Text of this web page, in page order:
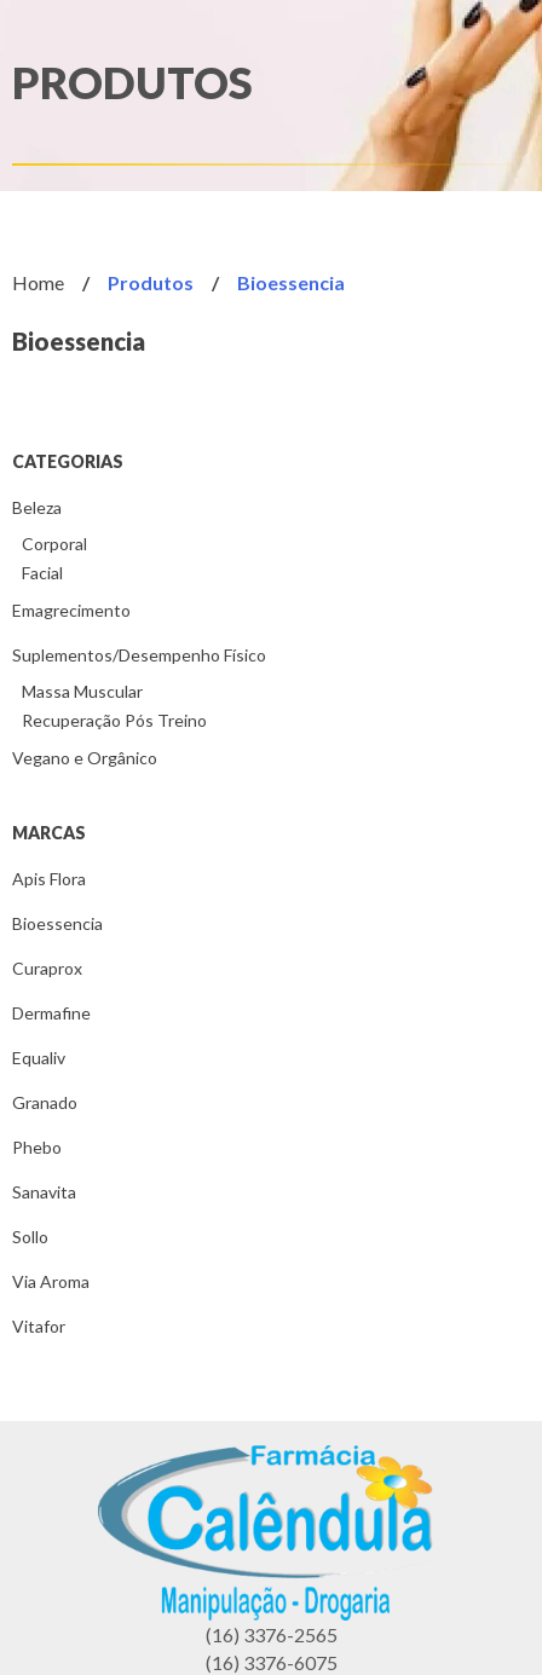
PRODUTOS
Home / Produtos / Bioessencia
Bioessencia
CATEGORIAS
Beleza
Corporal
Facial
Emagrecimento
Suplementos/Desempenho Físico
Massa Muscular
Recuperação Pós Treino
Vegano e Orgânico
MARCAS
Apis Flora
Bioessencia
Curaprox
Dermafine
Equaliv
Granado
Phebo
Sanavita
Sollo
Via Aroma
Vitafor
(16) 3376-2565
(16) 3376-6075